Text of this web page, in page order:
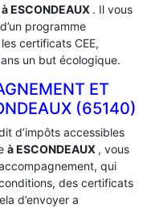
à ESCONDEAUX . Il vous
programme
certificats CEE,
un but écologique.
ET
(65140)
d’impôts accessibles
à ESCONDEAUX , vous
qui
des certificats
d’envoyer a